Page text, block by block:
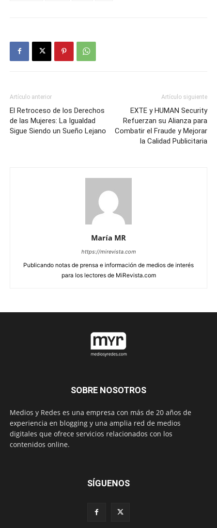
Artículo anterior
El Retroceso de los Derechos
de las Mujeres: La Igualdad
Sigue Siendo un Sueño Lejano
Artículo siguiente
EXTE y HUMAN Security
Refuerzan su Alianza para
Combatir el Fraude y Mejorar
la Calidad Publicitaria
María MR
https://mirevista.com
Publicando notas de prensa e información de medios de interés
para los lectores de MiRevista.com
SOBRE NOSOTROS
Medios y Redes es una empresa con más de 20 años de
experiencia en blogging y una amplia red de medios
digitales que ofrece servicios relacionados con los
contenidos online.
SÍGUENOS